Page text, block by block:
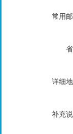
常用
详细
补充